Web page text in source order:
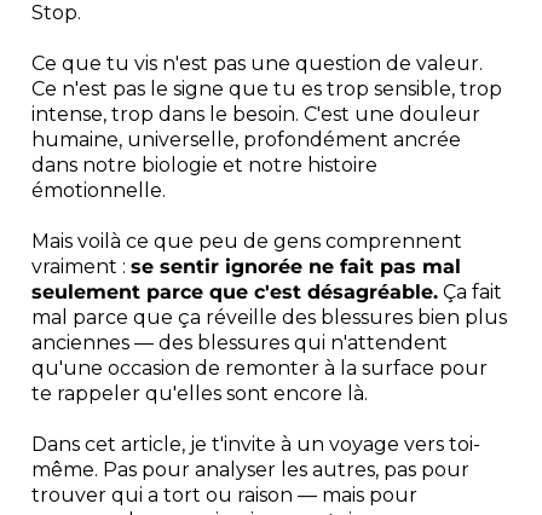
Stop.
Ce que tu vis n'est pas une question de valeur.
Ce n'est pas le signe que tu es trop sensible, trop
intense, trop dans le besoin. C'est une douleur
humaine, universelle, profondément ancrée
dans notre biologie et notre histoire
émotionnelle.
Mais voilà ce que peu de gens comprennent
vraiment : se sentir ignorée ne fait pas mal
seulement parce que c'est désagréable. Ça fait
mal parce que ça réveille des blessures bien plus
anciennes — des blessures qui n'attendent
qu'une occasion de remonter à la surface pour
te rappeler qu'elles sont encore là.
Dans cet article, je t'invite à un voyage vers toi-
même. Pas pour analyser les autres, pas pour
trouver qui a tort ou raison — mais pour